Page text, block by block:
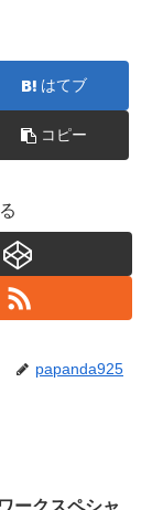
はてブ
コピー
papanda925
ークスペシャ